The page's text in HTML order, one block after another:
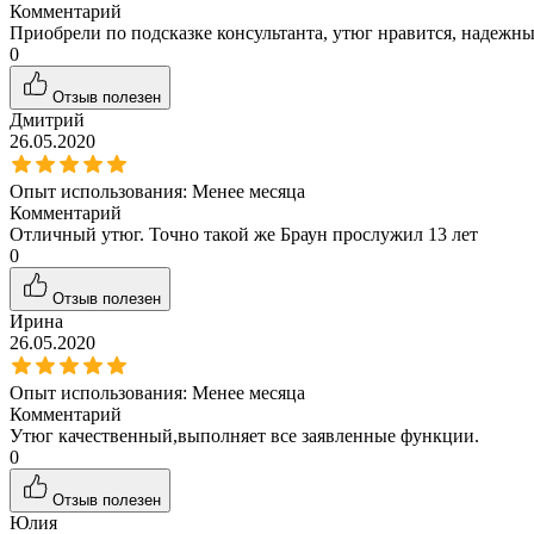
Комментарий
Приобрели по подсказке консультанта, утюг нравится,
0
Отзыв полезен
Дмитрий
26.05.2020
Опыт использования: Менее месяца
Комментарий
Отличный утюг. Точно такой же Браун прослужил 13 лет
0
Отзыв полезен
Ирина
26.05.2020
Опыт использования: Менее месяца
Комментарий
Утюг качественный,выполняет все заявленные функции.
0
Отзыв полезен
Юлия